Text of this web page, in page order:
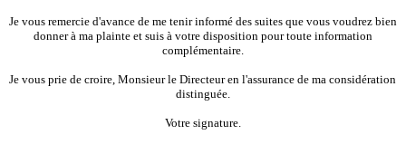
Je vous remercie d'avance de me tenir informé des suites que vous voudrez bien
donner à ma plainte et suis à votre disposition pour toute information
complémentaire.
Je vous prie de croire, Monsieur le Directeur en l'assurance de ma considération
distinguée.
Votre signature.